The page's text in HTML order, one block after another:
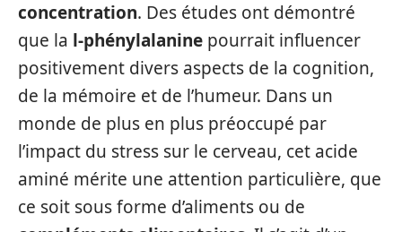
concentration. Des études ont démontré
que la l-phénylalanine pourrait influencer
positivement divers aspects de la cognition,
de la mémoire et de l’humeur. Dans un
monde de plus en plus préoccupé par
l’impact du stress sur le cerveau, cet acide
aminé mérite une attention particulière, que
ce soit sous forme d’aliments ou de